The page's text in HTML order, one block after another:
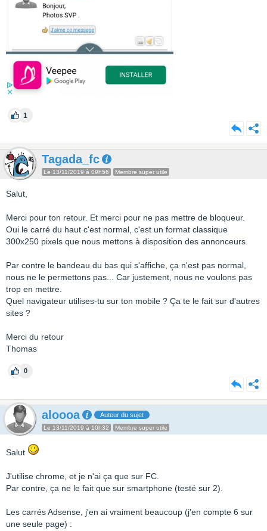
1
Tagada_fc
Le 13/11/2019 à 09h56 Membre super utile
Salut,
Merci pour ton retour. Et merci pour ne pas mettre de bloqueur.
Oui le carré du haut c'est normal, c'est un format classique
300x250 pixels que nous mettons à disposition des annonceurs.
Par contre le bandeau du bas qui s'affiche, ça n'est pas normal,
nous ne le permettons pas... Car justement, nous ne voulons pas
trop en mettre.
Quel navigateur utilises-tu sur ton mobile ? Ça te le fait sur d'autres
sites ?
Merci du retour
Thomas
0
aloooa Auteur du sujet
Le 13/11/2019 à 10h32 Membre super utile
Salut
J'utilise chrome, et je n'ai ça que sur FC.
Par contre, ça ne le fait que sur smartphone (testé sur 2).
Les carrés Adsense, j'en ai vraiment beaucoup (j'en compte 6 sur
une seule page) :